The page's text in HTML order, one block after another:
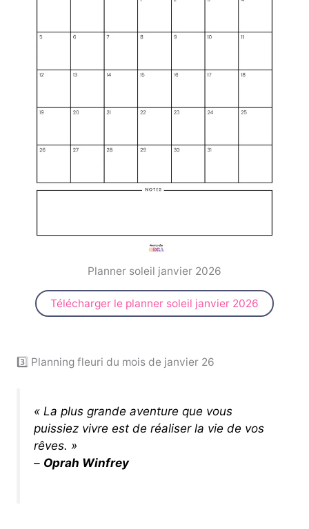
Planner soleil janvier 2026
Télécharger le planner soleil janvier 2026
3️⃣ Planning fleuri du mois de janvier 26
« La plus grande aventure que vous
puissiez vivre est de réaliser la vie de vos
rêves. »
– Oprah Winfrey